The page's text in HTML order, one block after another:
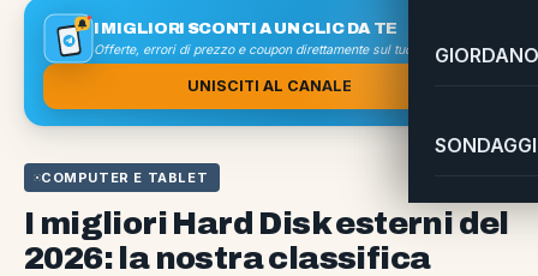
I MIGLIORI SCONTI A UN CLIC DA TE
Offerte, errori di prezzo e coupon direttamente sul tuo smartphone
UNISCITI AL CANALE
COMPUTER E TABLET
I migliori Hard Disk esterni del
2026: la nostra classifica